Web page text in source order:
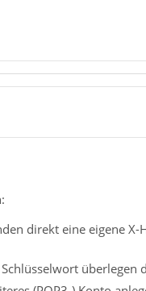
direkt eine eigene
überlegen